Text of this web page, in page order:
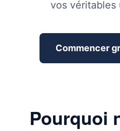
vos véritables
Commencer
Pourquoi